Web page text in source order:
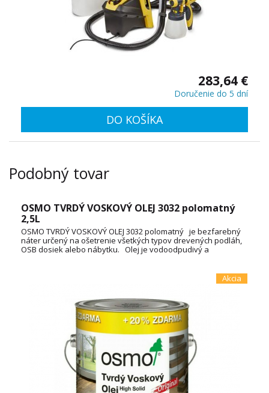
283,64 €
Doručenie do 5 dní
DO KOŠÍKA
Podobný tovar
OSMO TVRDÝ VOSKOVÝ OLEJ 3032 polomatný
2,5L
OSMO TVRDÝ VOSKOVÝ OLEJ 3032 polomatný je bezfarebný
náter určený na ošetrenie všetkých typov drevených podláh,
OSB dosiek alebo nábytku. Olej je vodoodpudivý a
Akcia